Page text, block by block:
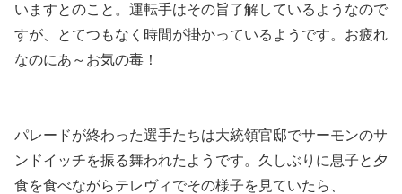
いますとのこと。運転手はその旨了解しているようなので
すが、とてつもなく時間が掛かっているようです。お疲れ
なのにあ～お気の毒！
パレードが終わった選手たちは大統領官邸でサーモンのサ
ンドイッチを振る舞われたようです。久しぶりに息子と夕
食を食べながらテレヴィでその様子を見ていたら、